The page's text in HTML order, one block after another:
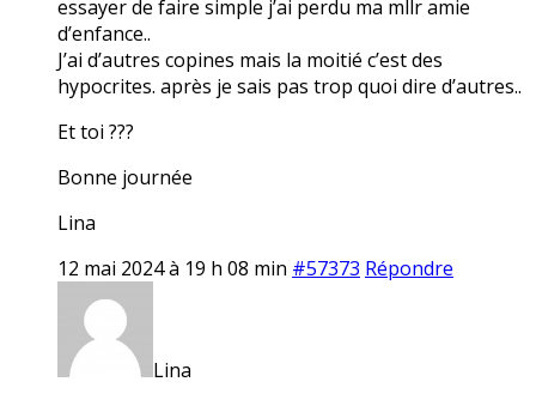
essayer de faire simple j’ai perdu ma mllr amie
d’enfance..
J’ai d’autres copines mais la moitié c’est des
hypocrites. après je sais pas trop quoi dire d’autres..
Et toi ???
Bonne journée
Lina
12 mai 2024 à 19 h 08 min #57373 Répondre
Lina